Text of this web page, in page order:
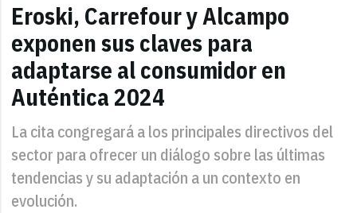
Eroski, Carrefour y Alcampo
exponen sus claves para
adaptarse al consumidor en
Auténtica 2024
La cita congregará a los principales directivos del
sector para ofrecer un diálogo sobre las últimas
tendencias y su adaptación a un contexto en
evolución.